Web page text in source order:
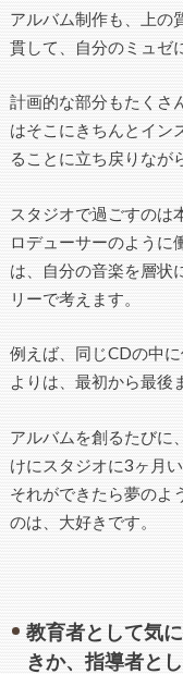
アルバム制作も、上の
貫して、自分のミュゼ
計画的な部分もたくさ
はそこにきちんとイン
ることに立ち戻りなが
スタジオで過ごすのは
ロデューサーのように
は、自分の音楽を層状
リーで考えます。
例えば、同じCDの中
よりは、最初から最後
アルバムを創るたびに
けにスタジオに3ヶ月
それができたら夢のよ
のは、大好きです。
教育者として気
きか、指導者と